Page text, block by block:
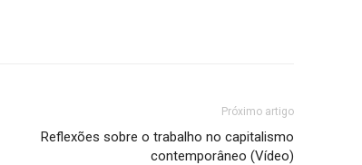
Próximo artigo
Reflexões sobre o trabalho no capitalismo
contemporâneo (Vídeo)